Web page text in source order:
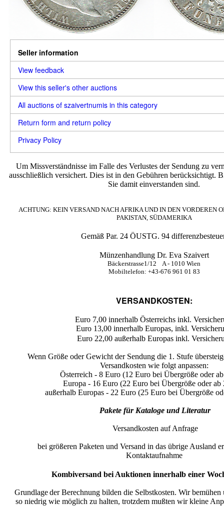
Seller information
View feedback
View this seller's other auctions
All auctions of szaivertnumis in this category
Return form and return policy
Privacy Policy
Um Missverständnisse im Falle des Verlustes der Sendung zu
ausschließlich versichert. Dies ist in den Gebühren berücksichtigt.
Sie damit einverstanden sind.
ACHTUNG: KEIN VERSAND NACH AFRIKA UND IN DEN VORDEREN
PAKISTAN, SÜDAMERIKA
Gemäß Par. 24 ÖUSTG. 94
Münzenhandlung Dr. Eva Szaivert
Bäckerstrasse1/12 A - 1010 Wien
Mobiltelefon: +43-676 961 01 83
VERSANDKOSTEN:
Euro 7,00 innerhalb Österreichs inkl.
Euro 13,00 innerhalb Europas, inkl.
Euro 22,00 außerhalb Europas inkl.
Wenn Größe oder Gewicht der Sendung die 1. Stufe
Versandkosten wie folgt anpassen:
Österreich - 8 Euro (12 Euro bei Übergröße oder
Europa - 16 Euro (22 Euro bei Übergröße oder ab
außerhalb Europas - 22 Euro (25 Euro bei Übergröße
Pakete für Kataloge und Literatur
Versandkosten auf Anfrage
bei größeren Paketen und Versand in das übrige Ausland
Kontaktaufnahme
Kombiversand bei Auktionen innerhalb einer
Grundlageder Berechnung bilden die Selbstkosten. Wir bemühen
so niedrig wie möglich zu halten, trotzdem mußten wir kleine